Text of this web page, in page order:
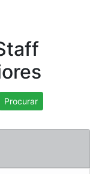
Procurar